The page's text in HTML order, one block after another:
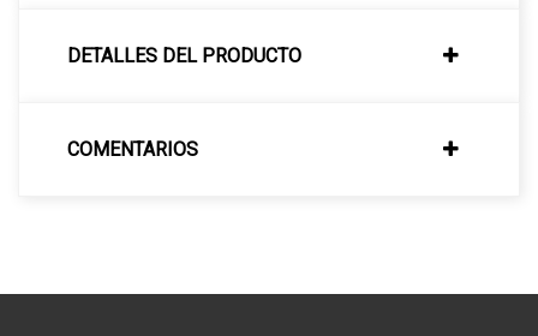
DETALLES DEL PRODUCTO
COMENTARIOS